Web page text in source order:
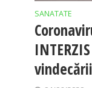
SANATATE